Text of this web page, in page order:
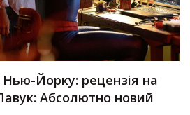
Йорку: рецензія на
Абсолютно новий